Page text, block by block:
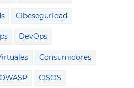
Cibeseguridad
DevOps
Consumidores
CISOS